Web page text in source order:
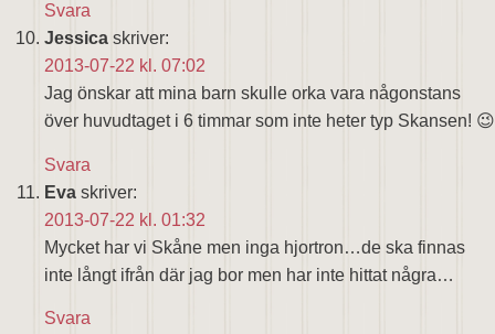
Svara
Jessica skriver:
2013-07-22 kl. 07:02
Jag önskar att mina barn skulle orka vara någonstans
över huvudtaget i 6 timmar som inte heter typ Skansen! 😉
Svara
Eva skriver:
2013-07-22 kl. 01:32
Mycket har vi Skåne men inga hjortron…de ska finnas
inte långt ifrån där jag bor men har inte hittat några…
Svara